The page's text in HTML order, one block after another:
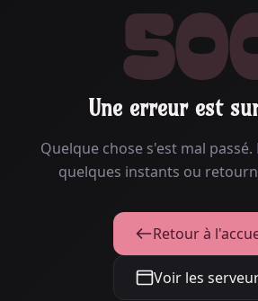
Une erreur est
Quelque chose s'est mal passé.
quelques instants ou
Retour à
Voir les